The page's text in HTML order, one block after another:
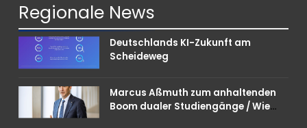
Regionale News
Deutschlands KI-Zukunft am
Scheideweg
Marcus Aßmuth zum anhaltenden
Boom dualer Studiengänge / Wie